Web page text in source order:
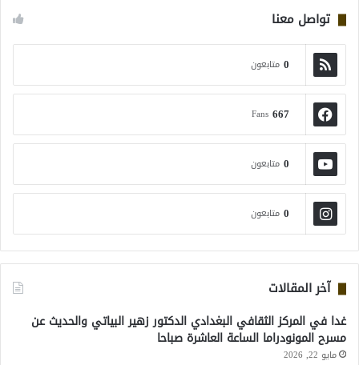
تواصل معنا
0 متابعون
667
Fans
0 متابعون
0 متابعون
آخر المقالات
غدا في المركز الثقافي البغدادي الدكتور زهير البياتي والحديث عن
مسرح المونودراما الساعة العاشرة صباحا
مايو 22, 2026